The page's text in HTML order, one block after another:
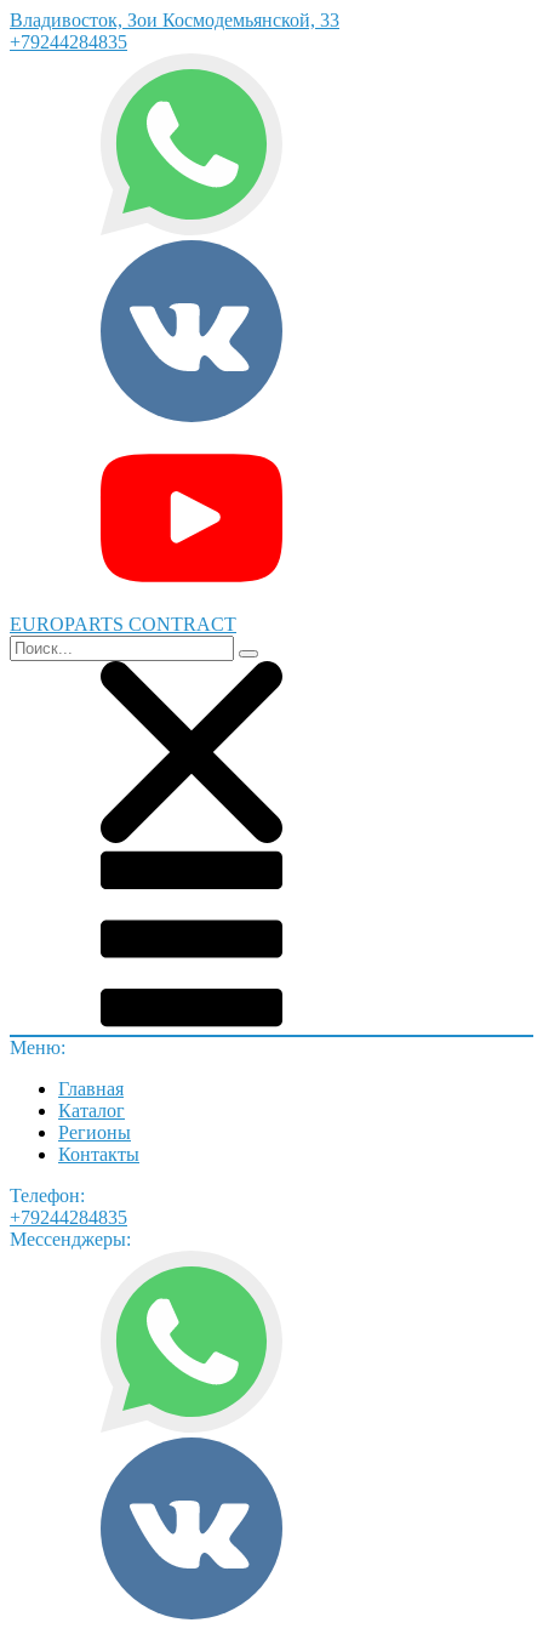
Владивосток, Зои Космодемьянской, 33
+79244284835
EUROPARTS CONTRACT
Меню:
Главная
Каталог
Регионы
Контакты
Телефон:
+79244284835
Мессенджеры: